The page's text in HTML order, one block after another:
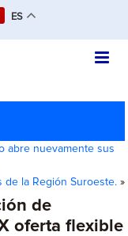
ES
abre nuevamente sus
de la Región Suroeste.»
de
oferta flexible